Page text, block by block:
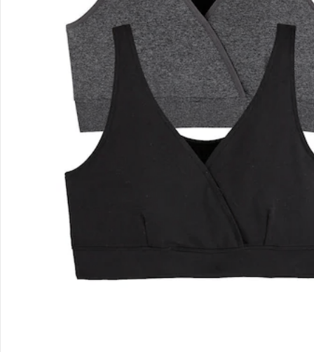
Retoure & Reklamation
Gutscheine & Aktionen
Kontakt & Service
Filialen & Beratung
Unternehmen